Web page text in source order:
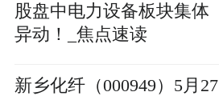
股盘中电力设备板块集体
异动！_焦点速读
新乡化纤（000949）5月27